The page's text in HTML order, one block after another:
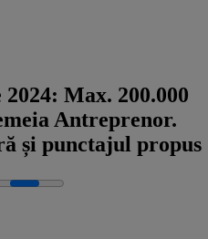
Max. 200.000
Antreprenor.
și punctajul propus